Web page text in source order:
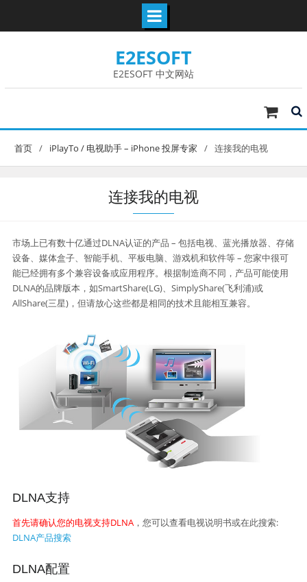
E2ESOFT
E2ESOFT 中文网站
首页 iPlayTo / 电视助手 – iPhone 投屏专家 连接我的电视
连接我的电视
市场上已有数十亿通过DLNA认证的产品 – 包括电视、蓝光播放器、存储
设备、媒体盒子、智能手机、平板电脑、游戏机和软件等 – 您家中很可
能已经拥有多个兼容设备或应用程序。根据制造商不同，产品可能使用
DLNA的品牌版本，如SmartShare(LG)、SimplyShare(飞利浦)或
AllShare(三星)，但请放心这些都是相同的技术且能相互兼容。
DLNA支持
首先请确认您的电视支持DLNA，您可以查看电视说明书或在此搜索:
DLNA产品搜索
DLNA配置